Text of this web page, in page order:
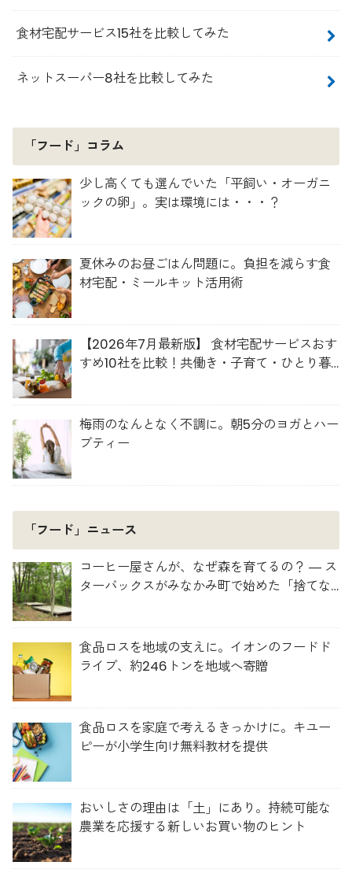
食材宅配サービス15社を比較してみた
ネットスーパー8社を比較してみた
「フード」コラム
少し高くても選んでいた「平飼い・オーガニ
ックの卵」。実は環境には・・・？
夏休みのお昼ごはん問題に。負担を減らす食
材宅配・ミールキット活用術
【2026年7月最新版】 食材宅配サービスおす
すめ10社を比較！共働き・子育て・ひとり暮
梅雨のなんとなく不調に。朝5分のヨガとハー
ブティー
「フード」ニュース
コーヒー屋さんが、なぜ森を育てるの？ ― ス
ターバックスがみなかみ町で始めた「捨てな
食品ロスを地域の支えに。イオンのフードド
ライブ、約246トンを地域へ寄贈
食品ロスを家庭で考えるきっかけに。キユー
ピーが小学生向け無料教材を提供
おいしさの理由は「土」にあり。持続可能な
農業を応援する新しいお買い物のヒント